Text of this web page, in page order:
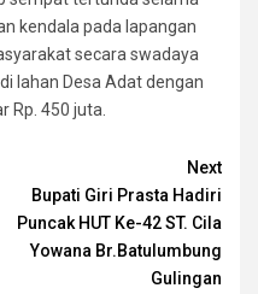
kendala pada lapangan
secara swadaya
lahan Desa Adat dengan
Rp. 450 juta.
Next
Bupati Giri Prasta Hadiri
Puncak HUT Ke-42 ST. Cila
Yowana Br.Batulumbung
Gulingan